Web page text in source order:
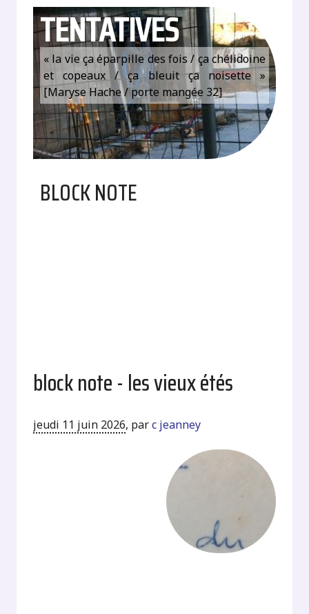
TENTATIVES
« la vie ça éparpille des fois / ça chélidoine
et copeaux / ça bleuit ça noisette »
[Maryse Hache / porte mangée 32]
BLOCK NOTE
block note - les vieux étés
jeudi 11 juin 2026, parc jeanney